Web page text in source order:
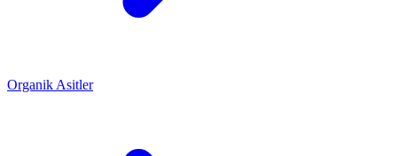
Organik Asitler